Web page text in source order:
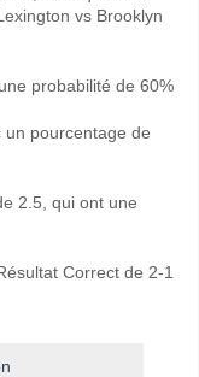
vs Brooklyn
probabilité de 60%
pourcentage de
2.5, qui ont une
Correct de 2-1